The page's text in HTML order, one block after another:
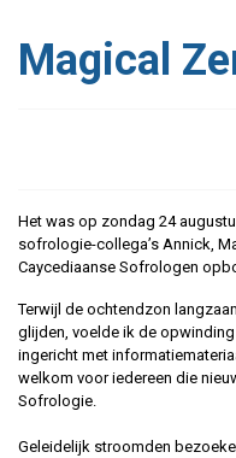
Magical
Het was op zondag 24
sofrologie-collega’s Annick,
Caycediaanse Sofrologen
Terwijl de ochtendzon
glijden, voelde ik de
ingericht met
welkom voor iedereen die
Sofrologie.
Geleidelijk stroomden